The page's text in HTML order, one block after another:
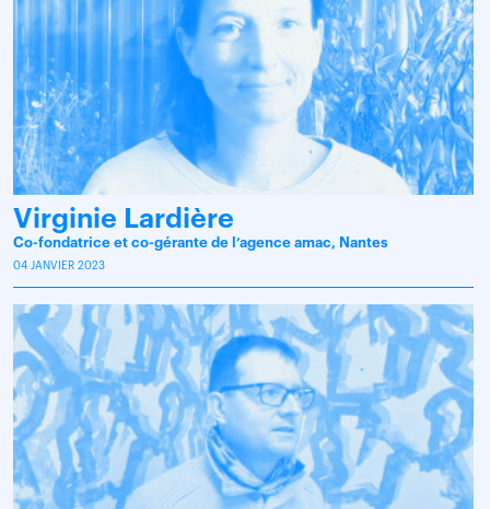
Virginie Lardière
Co-fondatrice et co-gérante de l’agence amac, Nantes
04 JANVIER 2023